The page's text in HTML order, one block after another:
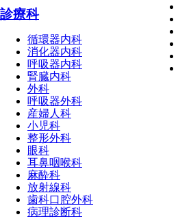
診療科
循環器内科
消化器内科
呼吸器内科
腎臓内科
外科
呼吸器外科
産婦人科
小児科
整形外科
眼科
耳鼻咽喉科
麻酔科
放射線科
歯科口腔外科
病理診断科